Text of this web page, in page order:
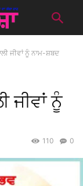
ਜੀਵਾਂ ਨੂੰ ਨਾਮ-ਸ਼ਬਦ
ਜੀਵਾਂ ਨੂੰ
0
110